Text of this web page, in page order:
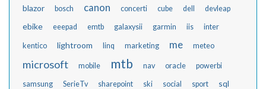
blazor bosch canon concerti cube dell devleap
ebike eeepad emtb galaxysii garmin iis inter
kentico lightroom linq marketing me meteo
microsoft mobile mtb nav oracle powerbi
samsung SerieTv sharepoint ski social sport sql